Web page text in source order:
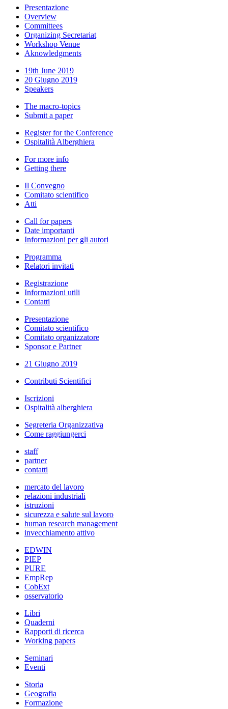
Presentazione
Overview
Committees
Organizing Secretariat
Workshop Venue
Aknowledgments
19th June 2019
20 Giugno 2019
Speakers
The macro-topics
Submit a paper
Register for the Conference
Ospitalità Alberghiera
For more info
Getting there
Il Convegno
Comitato scientifico
Atti
Call for papers
Date importanti
Informazioni per gli autori
Programma
Relatori invitati
Registrazione
Informazioni utili
Contatti
Presentazione
Comitato scientifico
Comitato organizzatore
Sponsor e Partner
21 Giugno 2019
Contributi Scientifici
Iscrizioni
Ospitalità alberghiera
Segreteria Organizzativa
Come raggiungerci
staff
partner
contatti
mercato del lavoro
relazioni industriali
istruzioni
sicurezza e salute sul lavoro
human research management
invecchiamento attivo
EDWIN
PIEP
PURE
EmpRep
CobExt
osservatorio
Libri
Quaderni
Rapporti di ricerca
Working papers
Seminari
Eventi
Storia
Geografia
Formazione